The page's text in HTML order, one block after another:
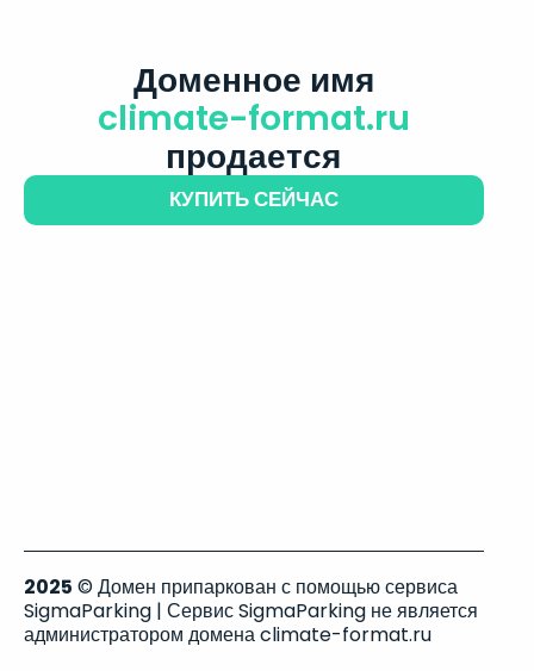
Доменное имя
climate-format.ru
продается
КУПИТЬ СЕЙЧАС
2025 © Домен припаркован с помощью сервиса
SigmaParking | Сервис SigmaParking не является
администратором домена climate-format.ru